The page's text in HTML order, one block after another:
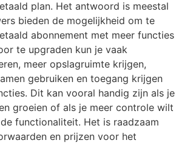
plan. Het antwoord is meestal
bieden de mogelijkheid om te
abonnement met meer functies
te upgraden kun je vaak
meer opslagruimte krijgen,
gebruiken en toegang krijgen
Dit kan vooral handig zijn als je
groeien of als je meer controle wilt
functionaliteit. Het is raadzaam
en prijzen voor het